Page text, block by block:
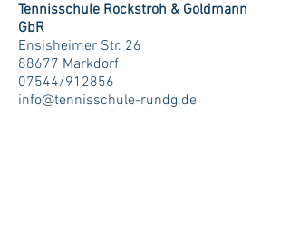
Tennisschule Rockstroh & Goldmann
GbR
Ensisheimer Str. 26
88677 Markdorf
07544/912856
info@tennisschule-rundg.de